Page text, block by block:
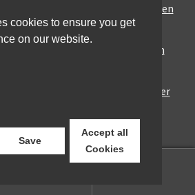
Ausgewogener Sport-Touring-Reifen
– Zuverlässigkeit für den urbanen
– Klassische Optik mit solider
cookies to ensure you get
on our website.
Save
Accept all
Cookies